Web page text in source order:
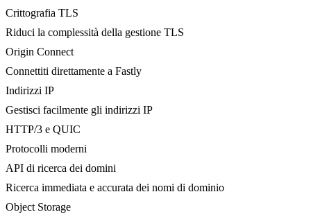
Crittografia TLS
Riduci la complessità della gestione TLS
Origin Connect
Connettiti direttamente a Fastly
Indirizzi IP
Gestisci facilmente gli indirizzi IP
HTTP/3 e QUIC
Protocolli moderni
API di ricerca dei domini
Ricerca immediata e accurata dei nomi di dominio
Object Storage